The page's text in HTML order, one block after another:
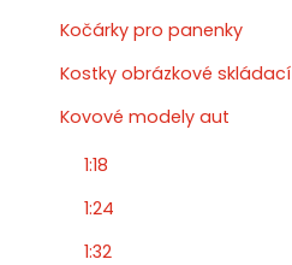
Kočárky pro panenky
Kostky obrázkové skládací
Kovové modely aut
1:18
1:24
1:32